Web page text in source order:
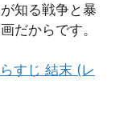
知る戦争と暴
だからです。
すじ 結末 (レ